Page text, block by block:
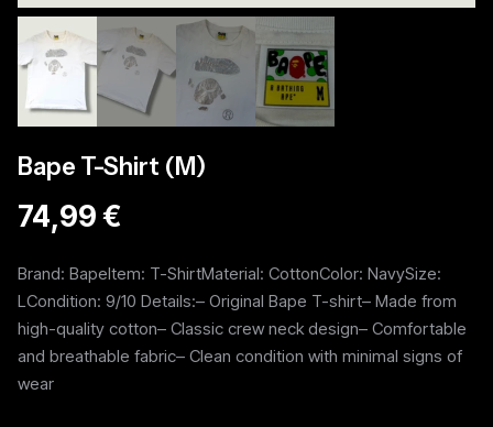
Bape T-Shirt (M)
74,99 €
Brand: BapeItem: T-ShirtMaterial: CottonColor: NavySize:
LCondition: 9/10 Details:– Original Bape T-shirt– Made from
high-quality cotton– Classic crew neck design– Comfortable
and breathable fabric– Clean condition with minimal signs of
wear